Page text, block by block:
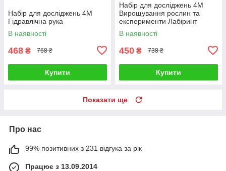
Набір для досліджень 4M
Гідравлічна рука
В наявності
468 ₴ 768 ₴
Купити
Набір для досліджень 4М
Вирощування рослин та
експерименти Лабіринт
В наявності
450 ₴ 738 ₴
Купити
Показати ще
Про нас
99% позитивних з 231 відгука за рік
Працює з 13.09.2014